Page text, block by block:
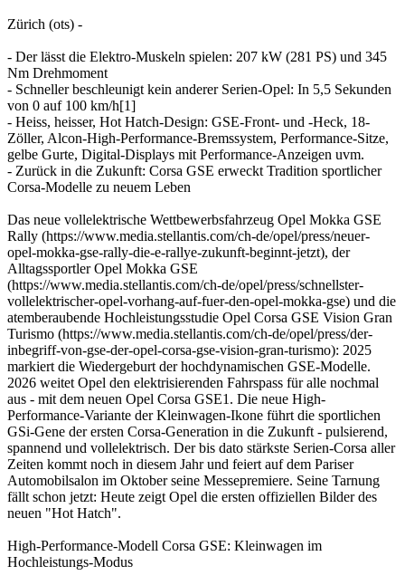
Zürich (ots) -
- Der lässt die Elektro-Muskeln spielen: 207 kW (281 PS) und 345
Nm Drehmoment
- Schneller beschleunigt kein anderer Serien-Opel: In 5,5 Sekunden
von 0 auf 100 km/h[1]
- Heiss, heisser, Hot Hatch-Design: GSE-Front- und -Heck, 18-
Zöller, Alcon-High-Performance-Bremssystem, Performance-Sitze,
gelbe Gurte, Digital-Displays mit Performance-Anzeigen uvm.
- Zurück in die Zukunft: Corsa GSE erweckt Tradition sportlicher
Corsa-Modelle zu neuem Leben
Das neue vollelektrische Wettbewerbsfahrzeug Opel Mokka GSE
Rally (https://www.media.stellantis.com/ch-de/opel/press/neuer-
opel-mokka-gse-rally-die-e-rallye-zukunft-beginnt-jetzt), der
Alltagssportler Opel Mokka GSE
(https://www.media.stellantis.com/ch-de/opel/press/schnellster-
vollelektrischer-opel-vorhang-auf-fuer-den-opel-mokka-gse) und die
atemberaubende Hochleistungsstudie Opel Corsa GSE Vision Gran
Turismo (https://www.media.stellantis.com/ch-de/opel/press/der-
inbegriff-von-gse-der-opel-corsa-gse-vision-gran-turismo): 2025
markiert die Wiedergeburt der hochdynamischen GSE-Modelle.
2026 weitet Opel den elektrisierenden Fahrspass für alle nochmal
aus - mit dem neuen Opel Corsa GSE1. Die neue High-
Performance-Variante der Kleinwagen-Ikone führt die sportlichen
GSi-Gene der ersten Corsa-Generation in die Zukunft - pulsierend,
spannend und vollelektrisch. Der bis dato stärkste Serien-Corsa aller
Zeiten kommt noch in diesem Jahr und feiert auf dem Pariser
Automobilsalon im Oktober seine Messepremiere. Seine Tarnung
fällt schon jetzt: Heute zeigt Opel die ersten offiziellen Bilder des
neuen "Hot Hatch".
High-Performance-Modell Corsa GSE: Kleinwagen im
Hochleistungs-Modus